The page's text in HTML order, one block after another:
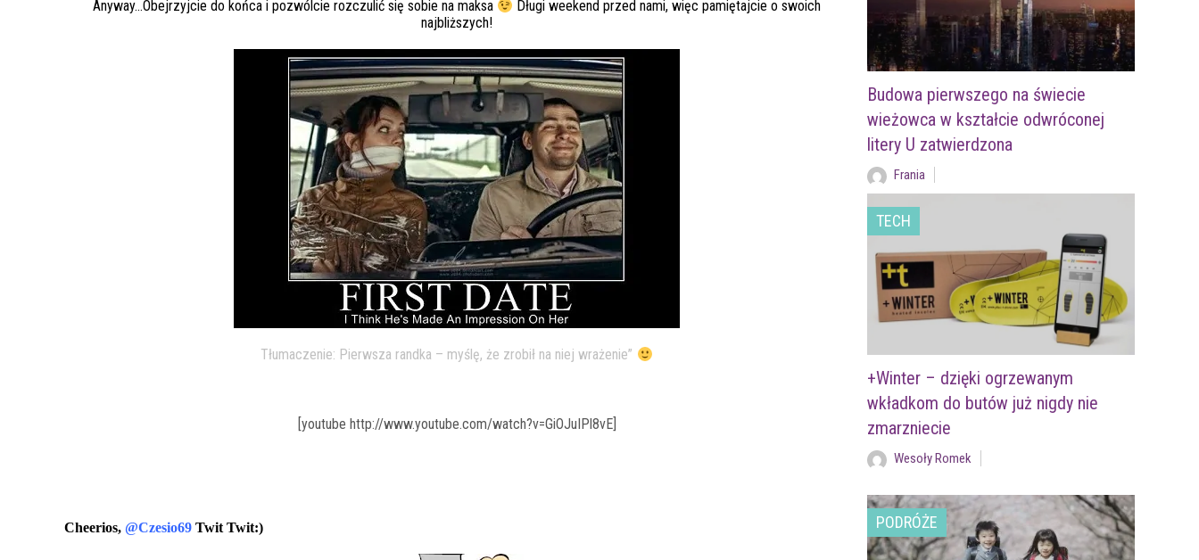
Anyway…Obejrzyjcie do końca i pozwólcie rozczulić się sobie na maksa
Długi weekend przed nami, więc pamiętajcie o swoich
najbliższych!
Tłumaczenie: Pierwsza randka – myślę, że zrobił na niej wrażenie”
[youtube http://www.youtube.com/watch?v=GiOJuIPl8vE]
Cheerios, @Czesio69 Twit Twit:)
Budowa pierwszego na świecie
wieżowca w kształcie odwróconej
litery U zatwierdzona
Frania
TECH
+Winter – dzięki ogrzewanym
wkładkom do butów już nigdy nie
zmarzniecie
Wesoły Romek
PODRÓŻE